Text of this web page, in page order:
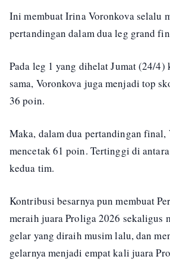
Ini membuat Irina Voronkova selalu
pertandingan dalam dua leg grand
Pada leg 1 yang dihelat Jumat (24/4)
sama, Voronkova juga menjadi top
36 poin.
Maka, dalam dua pertandingan final,
mencetak 61 poin. Tertinggi di
kedua tim.
Kontribusi besarnya pun membuat
meraih juara Proliga 2026 sekaligus
gelar yang diraih musim lalu, dan
gelarnya menjadi empat kali juara